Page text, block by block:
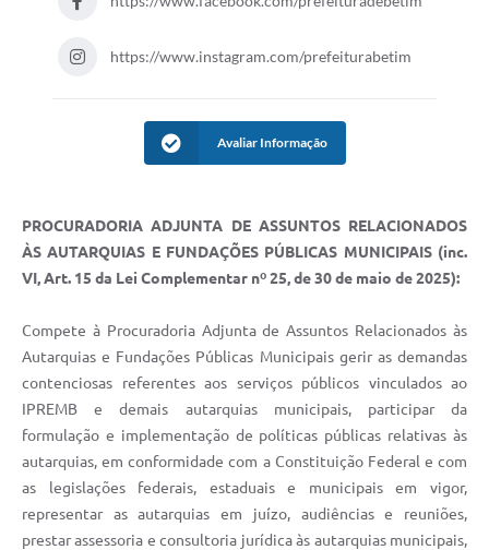
https://www.instagram.com/prefeiturabetim
Avaliar Informação
PROCURADORIA ADJUNTA DE ASSUNTOS RELACIONADOS
ÀS AUTARQUIAS E FUNDAÇÕES PÚBLICAS MUNICIPAIS (inc.
VI, Art. 15 da Lei Complementar nº 25, de 30 de maio de 2025):
Compete à Procuradoria Adjunta de Assuntos Relacionados às
Autarquias e Fundações Públicas Municipais gerir as demandas
contenciosas referentes aos serviços públicos vinculados ao
IPREMB e demais autarquias municipais, participar da
formulação e implementação de políticas públicas relativas às
autarquias, em conformidade com a Constituição Federal e com
as legislações federais, estaduais e municipais em vigor,
representar as autarquias em juízo, audiências e reuniões,
prestar assessoria e consultoria jurídica às autarquias municipais,